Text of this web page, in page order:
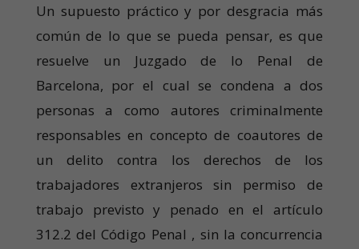
Un supuesto práctico y por desgracia más
común de lo que se pueda pensar, es que
resuelve un Juzgado de lo Penal de
Barcelona, por el cual se condena a dos
personas a como autores criminalmente
responsables en concepto de coautores de
un delito contra los derechos de los
trabajadores extranjeros sin permiso de
trabajo previsto y penado en el artículo
312.2 del Código Penal , sin la concurrencia